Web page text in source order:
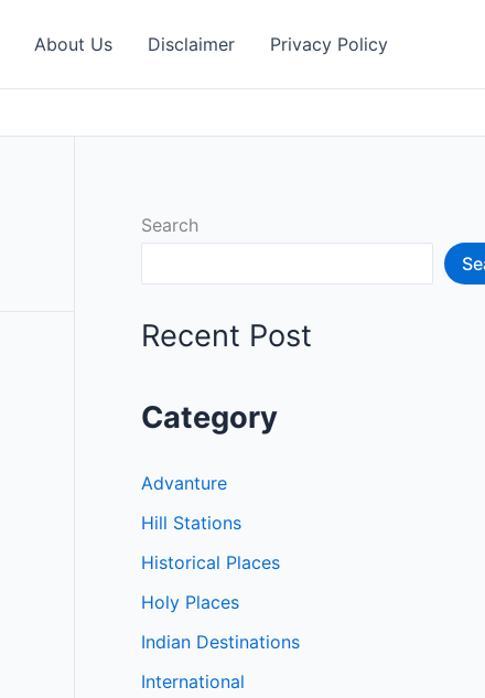
About Us Disclaimer Privacy Policy
Search
Recent Post
Category
Advanture
Hill Stations
Historical Places
Holy Places
Indian Destinations
International